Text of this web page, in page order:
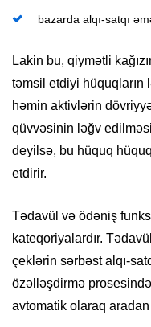
bazarda alqı-satqı
Lakin bu, qiymətli
təmsil etdiyi
həmin aktivlərin
qüvvəsinin ləğv
deyilsə, bu hüquq
etdirir.
Tədavül və ödəniş
kateqoriyalardır.
çeklərin sərbəst alqı-
özəlləşdirmə
avtomatik olaraq aradan